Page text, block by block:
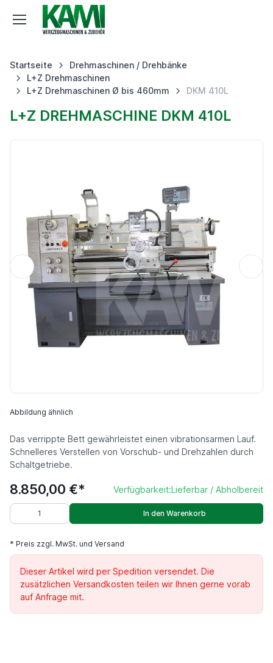
Startseite
Drehmaschinen / Drehbänke
L+Z Drehmaschinen
L+Z Drehmaschinen Ø bis 460mm
DKM 410L
L+Z DREHMASCHINE DKM 410L
Abbildung ähnlich
Das verrippte Bett gewährleistet einen vibrationsarmen Lauf.
Schnelleres Verstellen von Vorschub- und Drehzahlen durch
Schaltgetriebe.
8.850,00 €* Verfügbarkeit:Lieferbar / Abholbereit
In den Warenkorb
* Preis zzgl. MwSt. und Versand
Dieser Artikel wird per Spedition versendet. Die
zusätzlichen Versandkosten teilen wir Ihnen gerne vorab
auf Anfrage mit.